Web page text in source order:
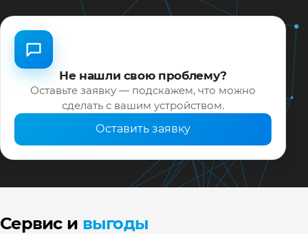
Не нашли свою проблему?
Оставьте заявку — подскажем, что можно
сделать с вашим устройством.
Оставить заявку
Сервис и выгоды